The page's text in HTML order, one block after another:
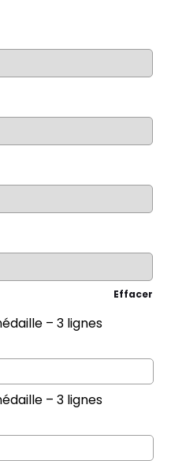
Effacer
– 3 lignes
– 3 lignes